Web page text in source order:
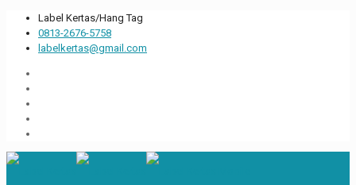
Label Kertas/Hang Tag
0813-2676-5758
labelkertas@gmail.com